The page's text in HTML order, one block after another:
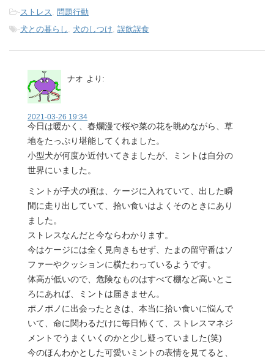
-ストレス
問題行動
-犬との暮らし 犬のしつけ 誤飲誤食
ナオ より:
2021-03-26 19:34
今日は暖かく、春爛漫で桜や菜の花を眺めながら、草
地をたっぷり堪能してくれました。
小型犬が何度か近付いてきましたが、ミントは自分の
世界にいました。
ミントが子犬の頃は、ケージに入れていて、出した瞬
間に走り出していて、拾い食いはよくそのときにあり
ました。
ストレスなんだと今ならわかります。
今はケージには全く見向きもせず、たまの留守番はソ
ファーやクッションに横たわっているようです。
体高が低いので、危険なものはすべて棚など高いとこ
ろにあれば、ミントは届きません。
ポノポノに出会ったときは、本当に拾い食いに悩んで
いて、命に関わるだけに毎日怖くて、ストレスマネジ
メントでうまくいくのかと少し疑っていました(笑)
今のほんわかとした可愛いミントの表情を見てると、